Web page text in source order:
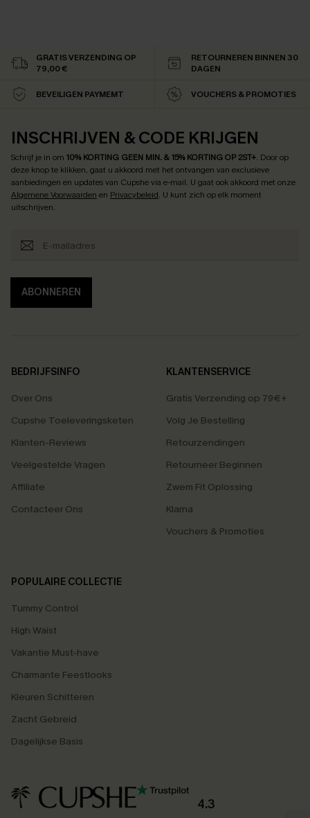
GRATIS VERZENDING OP
79,00 €
RETOURNEREN BINNEN 30
DAGEN
BEVEILIGEN PAYMEMT VOUCHERS & PROMOTIES
INSCHRIJVEN & CODE KRIJGEN
Schrijf je in om 10% KORTING GEEN MIN. & 15% KORTING OP 2ST+. Door op
deze knop te klikken, gaat u akkoord met het ontvangen van exclusieve
aanbiedingen en updates van Cupshe via e-mail. U gaat ook akkoord met onze
Algemene Voorwaarden en Privacybeleid. U kunt zich op elk moment
uitschrijven.
ABONNEREN
BEDRIJFSINFO
Over Ons
Cupshe Toeleveringsketen
Klanten-Reviews
Veelgestelde Vragen
Affiliate
Contacteer Ons
KLANTENSERVICE
Gratis Verzending op 79€+
Volg Je Bestelling
Retourzendingen
Retourneer Beginnen
Zwem Fit Oplossing
Klarna
Vouchers & Promoties
POPULAIRE COLLECTIE
Tummy Control
High Waist
Vakantie Must-have
Charmante Feestlooks
Kleuren Schitteren
Zacht Gebreid
Dagelijkse Basis
4.3